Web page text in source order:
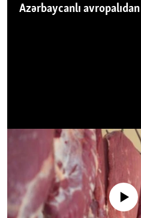
No media source